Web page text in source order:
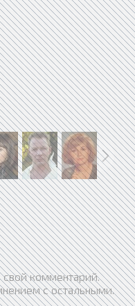
комментарий.
с остальными.